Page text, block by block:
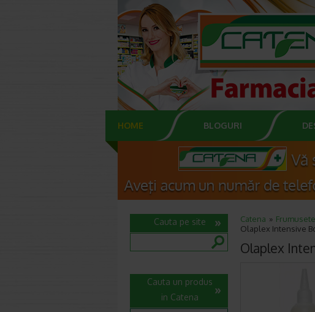
HOME BLOGURI
Catena
Olaplex Intensive
Olaplex
Cauta pe site
Cauta un produs
in Catena